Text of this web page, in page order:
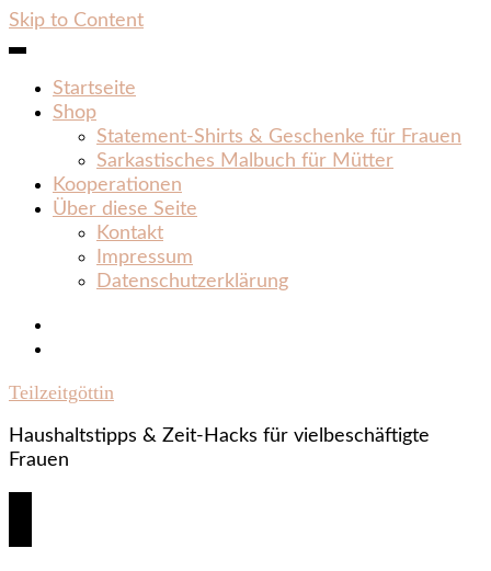
Skip to Content
Startseite
Shop
Statement‑Shirts & Geschenke für Frauen
Sarkastisches Malbuch für Mütter
Kooperationen
Über diese Seite
Kontakt
Impressum
Datenschutzerklärung
Teilzeitgöttin
Haushaltstipps & Zeit‑Hacks für vielbeschäftigte
Frauen